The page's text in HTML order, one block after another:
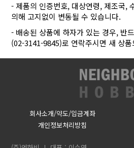
- 제품의 인증번호, 대상연령, 제조국,
의해 고지없이 변동될 수 있습니다.
- 배송된 상품에 하자가 있는 경우, 반
(02-3141-9845)로 연락주시면 새 상
회사소개/약도/입금계좌
개인정보처리방침